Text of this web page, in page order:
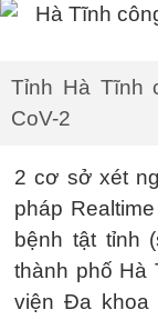
Tỉnh Hà Tĩnh
CoV-2
2 cơ sở xét
pháp
bệnh tật tỉnh
thành phố Hà
viện Đa khoa